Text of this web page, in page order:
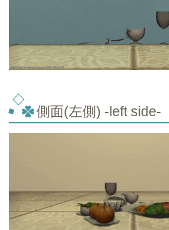
側面(左側) -left side-